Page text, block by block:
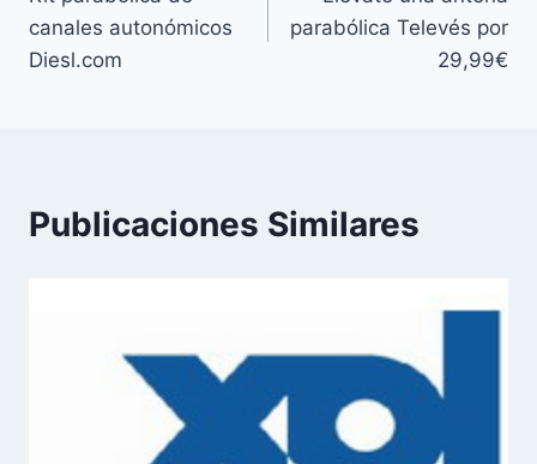
de
entradas
canales autonómicos
Diesl.com
parabólica Televés por
29,99€
Publicaciones Similares